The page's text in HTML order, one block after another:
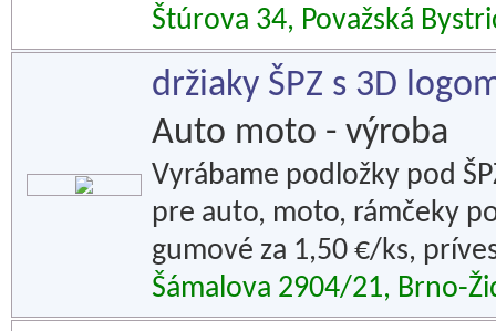
Štúrova 34, Považská
držiaky ŠPZ s 3D
Auto moto - výroba
Vyrábame podložky pod
pre auto, moto, rámčeky
gumové za 1,50 €/ks,
Šámalova 2904/21, Brno-